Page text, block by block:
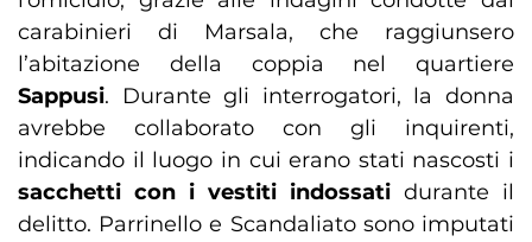
carabinieri di Marsala, che raggiunsero
l’abitazione della coppia nel quartiere
Sappusi. Durante gli interrogatori, la donna
avrebbe collaborato con gli inquirenti,
indicando il luogo in cui erano stati nascosti i
sacchetti con i vestiti indossati durante il
delitto. Parrinello e Scandaliato sono imputati